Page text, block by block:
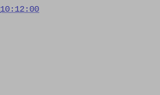
10:12:00